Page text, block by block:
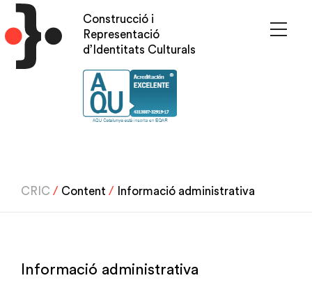
Vés
al
contingut
Construcció i
Representació
d’Identitats Culturals
CRIC / Content / Informació administrativa
Informació administrativa